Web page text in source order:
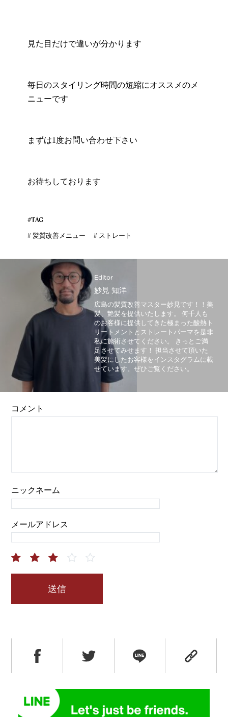
見た目だけで違いが分かります
毎日のスタイリング時間の短縮にオススメのメ
ニューです
まずは1度お問い合わせ下さい
お待ちしております
#TAG
# 髪質改善メニュー # ストレート
Editor
妙見 知洋
広島の髪質改善マスター妙見です！！美
髪、艶髪を提供いたします。 何千人も
のお客様に提供してきた極まった酸熱ト
リートメントとストレートパーマを是非
私に施術させてください。 きっとご満
足させてみせます！ 担当させて頂いた
美髪にしたお客様をインスタグラムに載
せています。ぜひご覧ください。
コメント
ニックネーム
メールアドレス